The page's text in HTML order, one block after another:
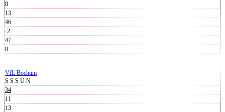
8
13
46
-2
47
8
VfL Bochum
S S S U N
34
11
13